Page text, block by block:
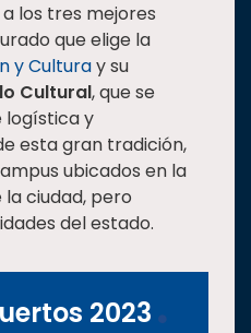
los tres mejores
que elige la
y Culturay su
Cultural, que se
logística y
esta gran tradición,
ubicados en la
ciudad, pero
del estado.
2023